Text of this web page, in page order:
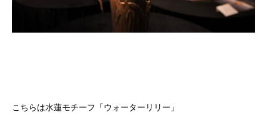
こちらは水蓮モチーフ「ウォーターリリー」